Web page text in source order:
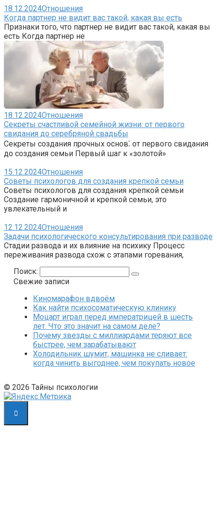
18.12.2024Отношения
Когда партнер не видит вас такой, какая вы есть
Признаки того, что партнер не видит вас такой, какая вы
есть Когда партнер не
18.12.2024Отношения
Секреты счастливой семейной жизни: от первого
свидания до серебряной свадьбы
Секреты создания прочных основ⁚ от первого свидания
до создания семьи Первый шаг к «золотой»
15.12.2024Отношения
Советы психологов для создания крепкой семьи
Советы психологов для создания крепкой семьи
Создание гармоничной и крепкой семьи, это
увлекательный и
12.12.2024Отношения
Задачи психологического консультирования при разводе
Стадии развода и их влияние на психику Процесс
переживания развода схож с этапами горевания,
Поиск:
Свежие записи
Киномарафон вдвоём
Как найти психосоматическую клинику
Моцарт играл перед императрицей в шесть
лет. Что это значит на самом деле?
Почему звезды с миллиардами теряют все
быстрее, чем зарабатывают
Холодильник шумит, машинка не сливает:
когда чинить выгоднее, чем покупать новое
© 2026 Тайны психологии